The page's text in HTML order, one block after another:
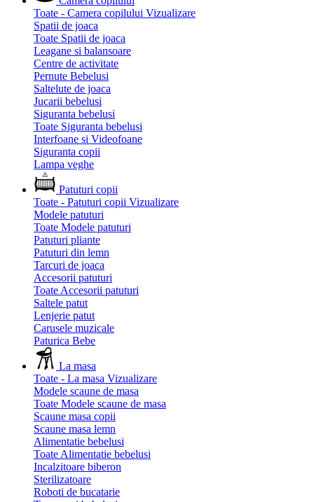
Toate - Camera copilului Vizualizare
Spatii de joaca
Toate Spatii de joaca
Leagane si balansoare
Centre de activitate
Pernute Bebelusi
Saltelute de joaca
Jucarii bebelusi
Siguranta bebelusi
Toate Siguranta bebelusi
Interfoane si Videofoane
Siguranta copii
Lampa veghe
Patuturi copii
Toate - Patuturi copii Vizualizare
Modele patuturi
Toate Modele patuturi
Patuturi pliante
Patuturi din lemn
Tarcuri de joaca
Accesorii patuturi
Toate Accesorii patuturi
Saltele patut
Lenjerie patut
Carusele muzicale
Paturica Bebe
La masa
Toate - La masa Vizualizare
Modele scaune de masa
Toate Modele scaune de masa
Scaune masa copii
Scaune masa lemn
Alimentatie bebelusi
Toate Alimentatie bebelusi
Incalzitoare biberon
Sterilizatoare
Roboti de bucatarie